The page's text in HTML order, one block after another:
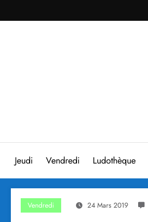
au
Jeudi Vendredi Ludothèque
Vendredi 24 Mars 2019